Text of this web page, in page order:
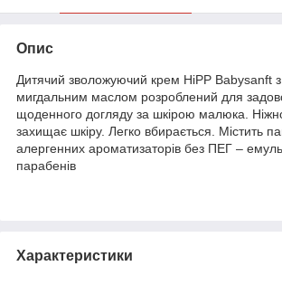
Опис
Дитячий зволожуючий крем HiPP Babysanft з
мигдальним маслом розроблений для
щоденного догляду за шкірою малюка.
захищає шкіру. Легко вбирається. Містить
алергенних ароматизаторів без ПЕГ –
парабенів
Характеристики